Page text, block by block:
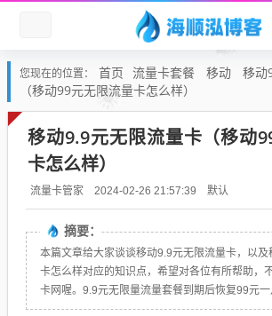
您现在的位置： 首页 流量卡套餐 移动
移动
（移动99元无限流量卡怎么样）
移动9.9元无限流量卡（移动
卡怎么样）
流量卡管家 2024-02-26 21:57:39 默认
摘要：
本篇文章给大家谈谈移动9.9元无限流量卡，以
卡怎么样对应的知识点，希望对各位有所帮助，
卡网喔。9.9元无限量流量套餐到期后恢复99元